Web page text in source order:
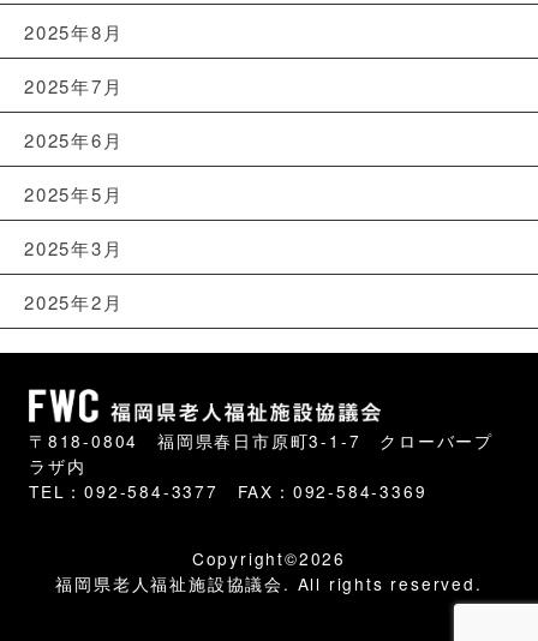
2025年8月
2025年7月
2025年6月
2025年5月
2025年3月
2025年2月
〒818-0804 福岡県春日市原町3-1-7 クローバープ
ラザ内
TEL：092-584-3377 FAX：092-584-3369
Copyright©2026
福岡県老人福祉施設協議会. All rights reserved.